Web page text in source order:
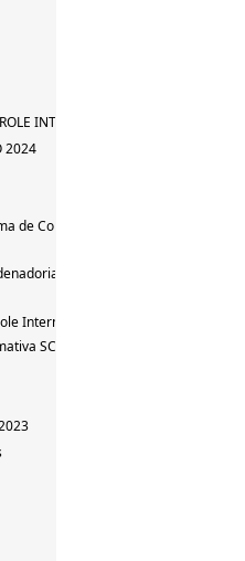
INTERNO
2024
de Controle Interno
de Controle Interno
Interno
SCI